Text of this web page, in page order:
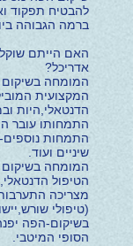
להבטיח תפקוד
ברמה הגבוהה
האם הייתם
אדריכל?
המומחה
המקצועית
הדנטאלי,היות
התמחותו עובר
התמחות נוספים-
שיניים ועוד.
המומחה
הטיפול
מצריכה
(טיפולי
בשיקום-הפה
הסופי המיטבי.